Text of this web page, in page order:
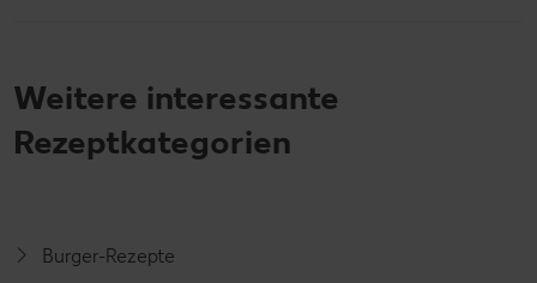
Weitere interessante
Rezeptkategorien
Burger-Rezepte